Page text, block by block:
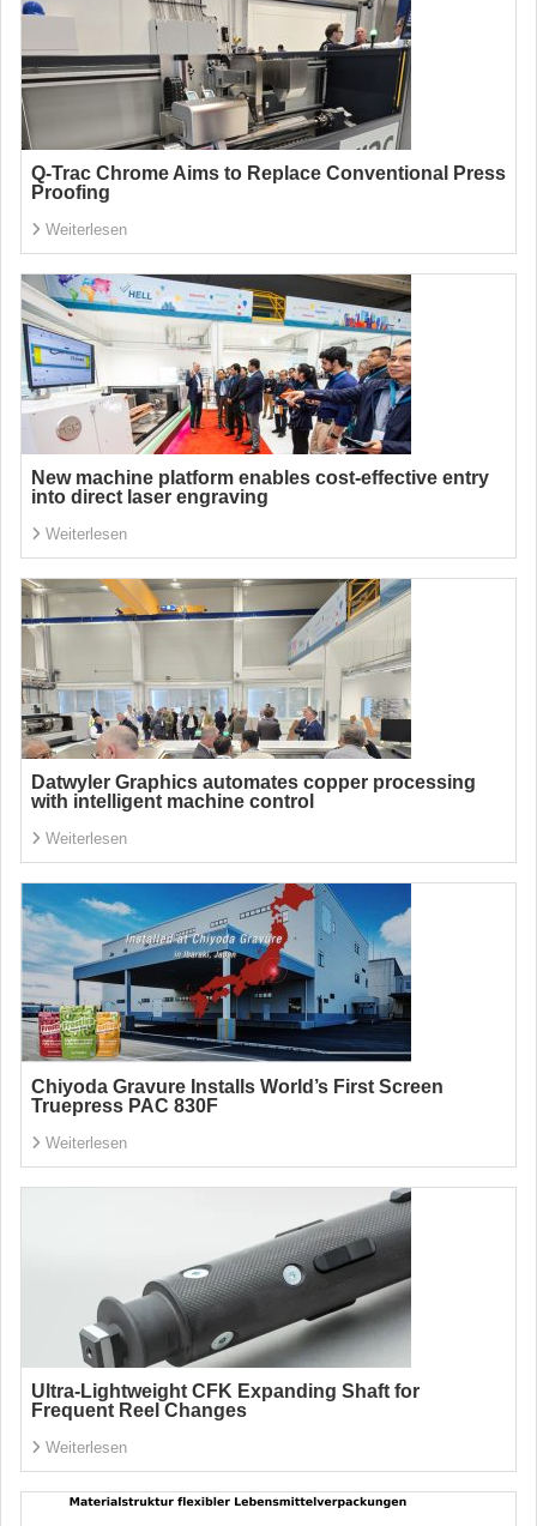
Q-Trac Chrome Aims to Replace Conventional Press
Proofing
Weiterlesen
New machine platform enables cost-effective entry
into direct laser engraving
Weiterlesen
Datwyler Graphics automates copper processing
with intelligent machine control
Weiterlesen
Chiyoda Gravure Installs World’s First Screen
Truepress PAC 830F
Weiterlesen
Ultra-Lightweight CFK Expanding Shaft for
Frequent Reel Changes
Weiterlesen